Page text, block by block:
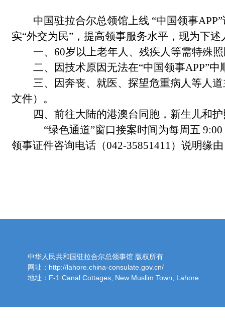
中国驻拉合尔总领馆上线 “中国领事
实“外交为民”，提高领事服务水平，现为下
一、 60岁以上老年人、残疾人等需特殊
二、因技术原因无法在“中国领事APP”中
三、因奔丧、就医、探望危重病人等人
文件）。
四、前往大陆的港澳台同胞，新生儿和
“绿色通道”窗口接案时间为每周五 9:00
领事证件咨询电话（042-35851411）说明缘
中华人民共和国驻拉合尔总领事馆 版权所有
网址：http://lahore.china-consulate.gov.cn/
地址：F-1 Canal Cottages, New Muslim Town, Lahore